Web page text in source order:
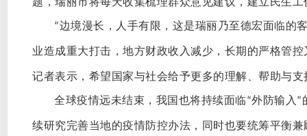
“边境漫长，人手有限，这是瑞丽乃至德宏面临的
业造成重大打击，地方财政收入减少，长期的严格管控
记者表示，希望国家与社会给予更多的理解、帮助与支
全球疫情远未结束，我国也将持续面临“外防输入 ”
续研究完善当地的疫情防控办法，同时也要统筹平衡